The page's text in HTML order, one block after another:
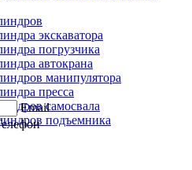
экскаватора
погрузчика
автокрана
манипулятора
пресса
самосвала
подъемника
Email